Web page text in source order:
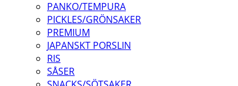
PANKO/TEMPURA
PICKLES/GRÖNSAKER
PREMIUM
JAPANSKT PORSLIN
RIS
SÅSER